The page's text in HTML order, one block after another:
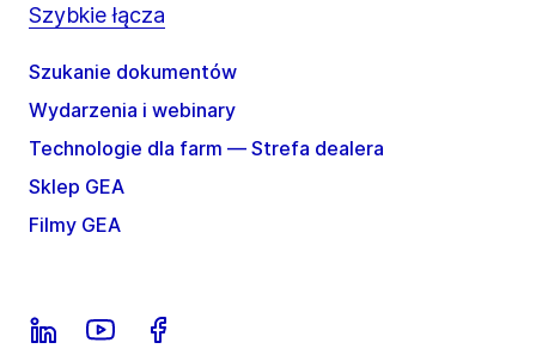
Szybkie łącza
Szukanie dokumentów
Wydarzenia i webinary
Technologie dla farm — Strefa dealera
Sklep GEA
Filmy GEA